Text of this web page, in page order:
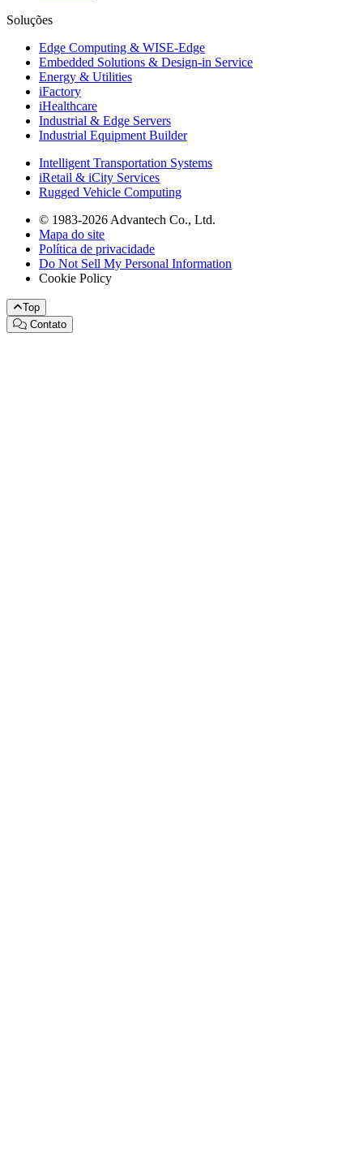
Soluções
Edge Computing & WISE-Edge
Embedded Solutions & Design-in Service
Energy & Utilities
iFactory
iHealthcare
Industrial & Edge Servers
Industrial Equipment Builder
Intelligent Transportation Systems
iRetail & iCity Services
Rugged Vehicle Computing
© 1983-2026 Advantech Co., Ltd.
Mapa do site
Política de privacidade
Do Not Sell My Personal Information
Cookie Policy
Top
Contato